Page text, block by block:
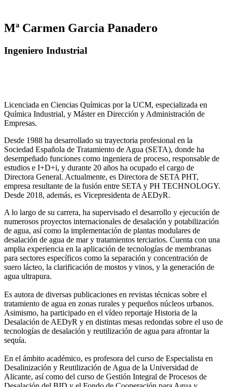
Mª Carmen Garcia Panadero
Ingeniero Industrial
Licenciada en Ciencias Químicas por la UCM, especializada en
Química Industrial, y Máster en Dirección y Administración de
Empresas.
Desde 1988 ha desarrollado su trayectoria profesional en la
Sociedad Española de Tratamiento de Agua (SETA), donde ha
desempeñado funciones como ingeniera de proceso, responsable de
estudios e I+D+i, y durante 20 años ha ocupado el cargo de
Directora General. Actualmente, es Directora de SETA PHT,
empresa resultante de la fusión entre SETA y PH TECHNOLOGY.
Desde 2018, además, es Vicepresidenta de AEDyR.
A lo largo de su carrera, ha supervisado el desarrollo y ejecución de
numerosos proyectos internacionales de desalación y potabilización
de agua, así como la implementación de plantas modulares de
desalación de agua de mar y tratamientos terciarios. Cuenta con una
amplia experiencia en la aplicación de tecnologías de membranas
para sectores específicos como la separación y concentración de
suero lácteo, la clarificación de mostos y vinos, y la generación de
agua ultrapura.
Es autora de diversas publicaciones en revistas técnicas sobre el
tratamiento de agua en zonas rurales y pequeños núcleos urbanos.
Asimismo, ha participado en el vídeo reportaje Historia de la
Desalación de AEDyR y en distintas mesas redondas sobre el uso de
tecnologías de desalación y reutilización de agua para afrontar la
sequía.
En el ámbito académico, es profesora del curso de Especialista en
Desalinización y Reutilización de Agua de la Universidad de
Alicante, así como del curso de Gestión Integral de Procesos de